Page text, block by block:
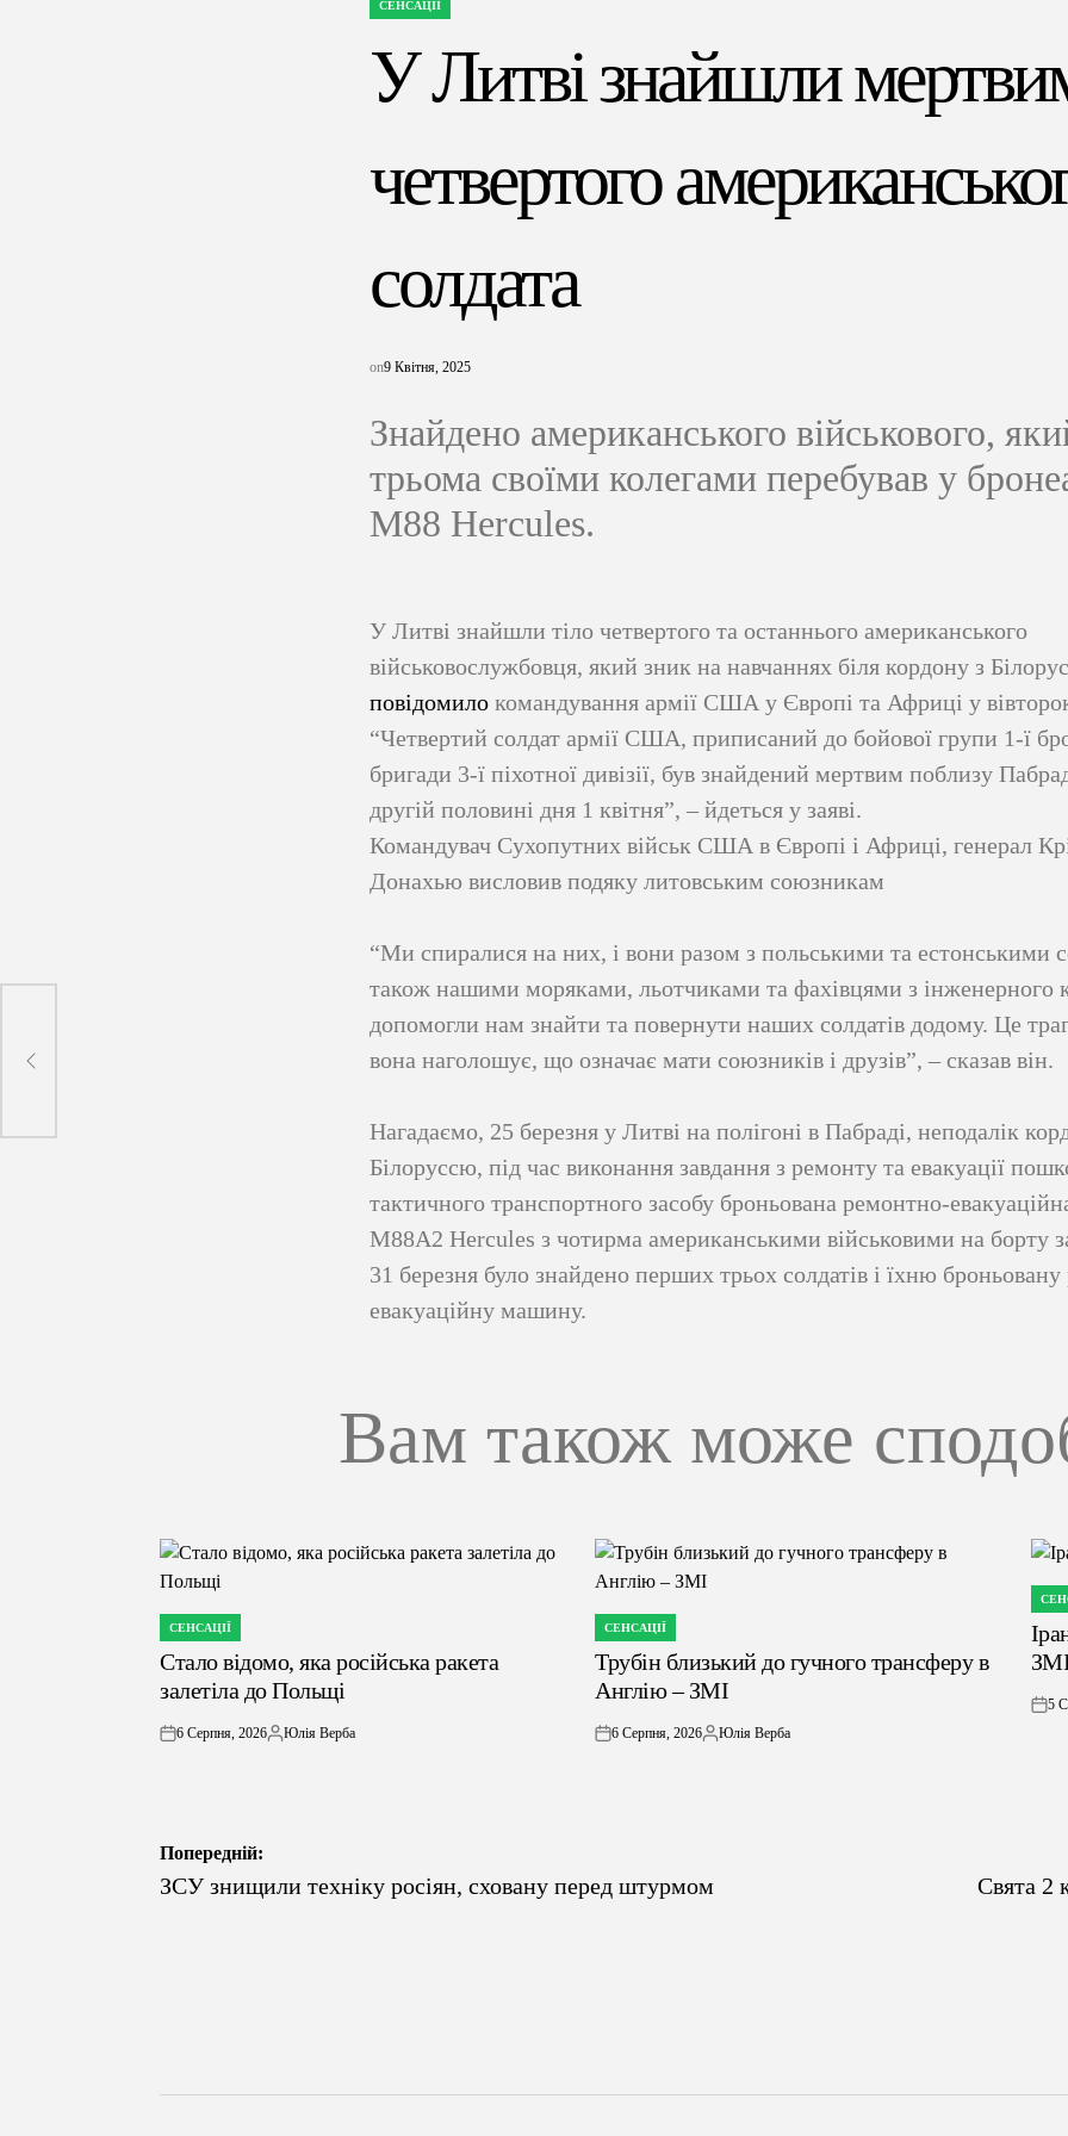
ОПУБЛІКУВАТИ
СЕНСАЦІЇ
У Литві знайшли
четвертого
солдата
on9 Квітня, 2025
Знайдено американського військового,
трьома своїми колегами перебував у
M88 Hercules.
У Литві знайшли тіло четвертого та останнього американського
військовослужбовця, який зник на навчаннях біля кордону з
повідомило командування армії США у Європі та Африці у
“Четвертий солдат армії США, приписаний до бойової групи 1-ї
бригади 3-ї піхотної дивізії, був знайдений мертвим поблизу
другій половині дня 1 квітня”, – йдеться у заяві.
Командувач Сухопутних військ США в Європі і Африці, генерал
Донахью висловив подяку литовським союзникам
“Ми спиралися на них, і вони разом з польськими та естонськими
також нашими моряками, льотчиками та фахівцями з інженерного
допомогли нам знайти та повернути наших солдатів додому. Це
вона наголошує, що означає мати союзників і друзів”, – сказав він.
Нагадаємо, 25 березня у Литві на полігоні в Пабраді, неподалік
Білоруссю, під час виконання завдання з ремонту та евакуації
тактичного транспортного засобу броньована ремонтно-
M88A2 Hercules з чотирма американськими військовими на борту
31 березня було знайдено перших трьох солдатів і їхню
евакуаційну машину.
Вам також може
ОПУБЛІКУВАТИ
У
СЕНСАЦІЇ
Стало відомо, яка російська ракета
залетіла до Польщі
on
6 Серпня, 2026
Опубліковано
Юлія Верба
ОПУБЛІКУВАТИ
У
СЕНСАЦІЇ
Трубін близький до гучного трансферу в
Англію – ЗМІ
on
6 Серпня, 2026
Опубліковано
Юлія Верба
У
on
5
Навігація
записів
Попередній:
ЗСУ знищили техніку росіян, сховану перед штурмом Свята 2